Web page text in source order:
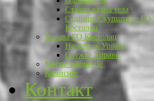
Стална радна тела
Седнице Скупштине ГО
Костолац
Управа ГО Костолац
Начелник Управе
Службе Управе
Месне заједнице
Комисије
Контакт